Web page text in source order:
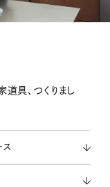
t
道具、つくりまし
ス